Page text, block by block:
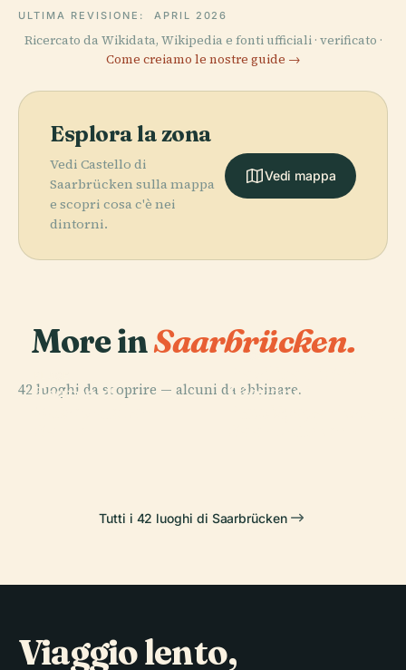
ULTIMA REVISIONE: APRIL 2026
Ricercato da Wikidata, Wikipedia e fonti ufficiali · verificato ·
Come creiamo le nostre guide →
Esplora la zona
Vedi Castello di
Saarbrücken sulla mappa
e scopri cosa c'è nei
dintorni.
Vedi mappa
More inSaarbrücken.
42 luoghi da scoprire — alcuni da abbinare.
Teatro di
PLACE
PLACE
PLACE
Giovanni
Tutti i 42 luoghi di Saarbrücken
Viaggio lento,